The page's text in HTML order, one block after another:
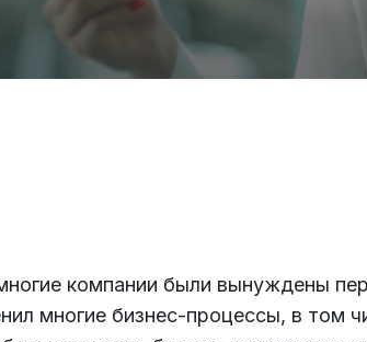
компании были вынуждены
многие бизнес-процессы, в том